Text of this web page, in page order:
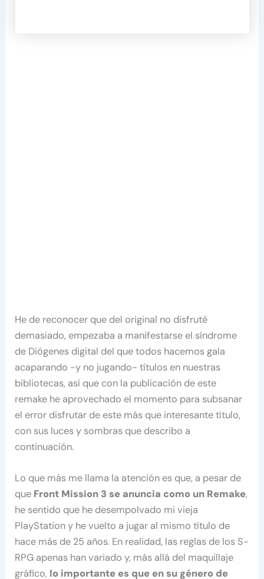
He de reconocer que del original no disfruté
demasiado, empezaba a manifestarse el síndrome
de Diógenes digital del que todos hacemos gala
acaparando -y no jugando- títulos en nuestras
bibliotecas, así que con la publicación de este
remake he aprovechado el momento para subsanar
el error disfrutar de este más que interesante título,
con sus luces y sombras que describo a
continuación.
Lo que más me llama la atención es que, a pesar de
que Front Mission 3 se anuncia como un Remake,
he sentido que he desempolvado mi vieja
PlayStation y he vuelto a jugar al mismo título de
hace más de 25 años. En realidad, las reglas de los S-
RPG apenas han variado y, más allá del maquillaje
gráfico, lo importante es que en su género de